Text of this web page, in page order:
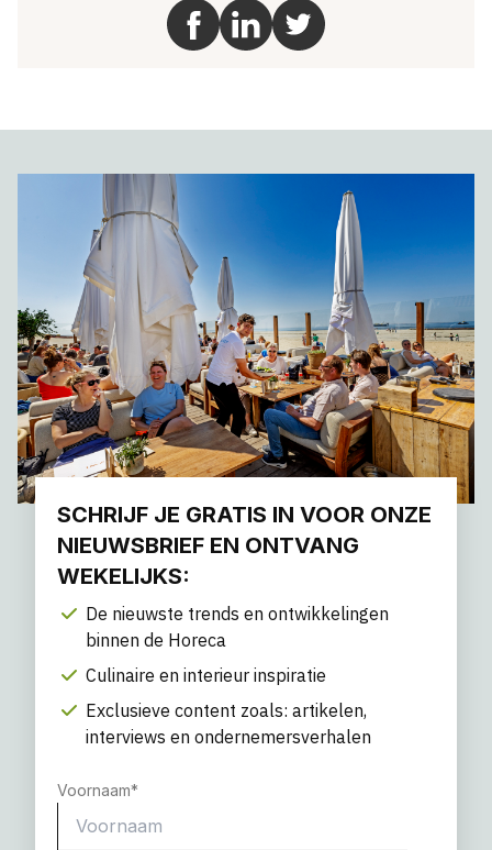
SCHRIJF JE GRATIS IN VOOR ONZE
NIEUWSBRIEF EN ONTVANG
WEKELIJKS:
De nieuwste trends en ontwikkelingen
binnen de Horeca
Culinaire en interieur inspiratie
Exclusieve content zoals: artikelen,
interviews en ondernemersverhalen
Voornaam*